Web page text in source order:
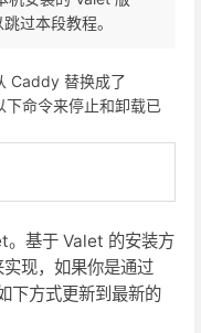
过本段教程。
Caddy 替换成了
命令来停止和卸载已
。基于 Valet 的安装方
现，如果你是通过
下方式更新到最新的